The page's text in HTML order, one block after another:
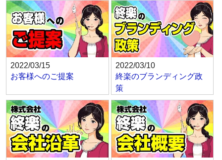
2022/03/15
お客様へのご提案
2022/03/10
終楽のブランディング政
策